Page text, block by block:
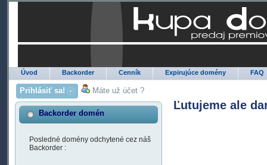
Úvod Backorder Cenník Expirujúce domény FAQ
Prihlásiť sa! Máte už účet ?
Backorder domén
Posledné domény odchytené cez náš
Backorder :
Ľutujeme ale